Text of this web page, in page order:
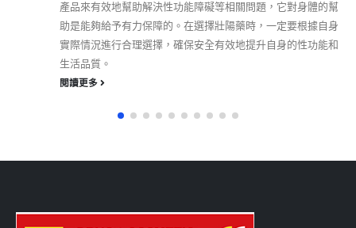
產品來有效地幫助解決性功能障礙等相關問題，它對身體的幫
助是能夠給予有力保障的。在選擇壯陽藥時，一定要根據自身
實際情況進行合理選擇，確保安全有效地提升自身的性功能和
生活品質。
閱讀更多